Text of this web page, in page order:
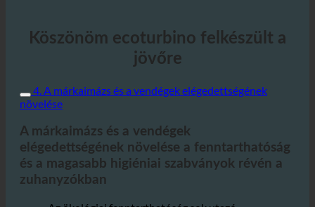
Köszönöm ecoturbino felkészült a
4. A márkaimázs és a vendégek elégedettségének
növelése
A márkaimázs és a vendégek
elégedettségének növelése a fenntarthatóság
és a magasabb higiéniai szabványok révén a
zuhanyzókban